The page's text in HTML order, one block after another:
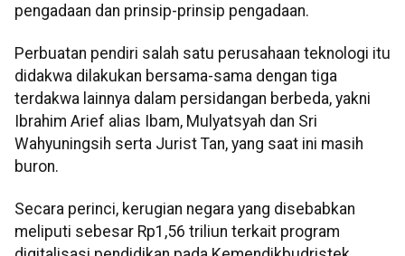
pengadaan dan prinsip-prinsip pengadaan.
Perbuatan pendiri salah satu perusahaan teknologi itu
didakwa dilakukan bersama-sama dengan tiga
terdakwa lainnya dalam persidangan berbeda, yakni
Ibrahim Arief alias Ibam, Mulyatsyah dan Sri
Wahyuningsih serta Jurist Tan, yang saat ini masih
buron.
Secara perinci, kerugian negara yang disebabkan
meliputi sebesar Rp1,56 triliun terkait program